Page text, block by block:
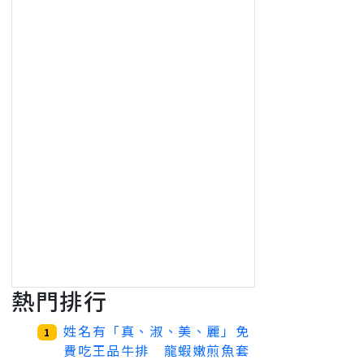
熱門排行
1
姓名有「真、淑、美、麗」免
費吃王品牛排 龍蝦嫩煎魚套